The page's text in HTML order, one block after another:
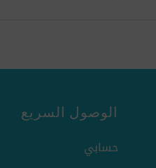
الوصول السريع
حسابي